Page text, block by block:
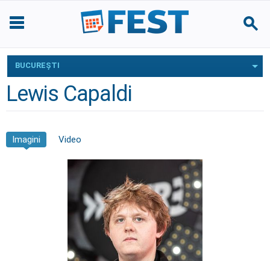
BUCUREŞTI
Lewis Capaldi
Imagini Video